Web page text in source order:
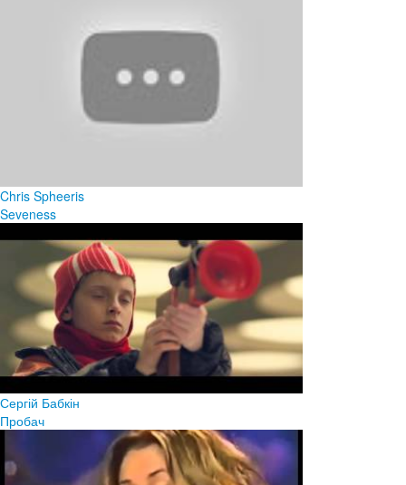
Chris Spheeris
Seveness
Сергій Бабкін
Пробач